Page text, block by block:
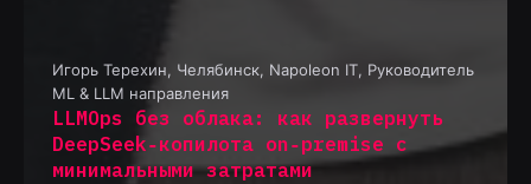
Игорь Терехин, Челябинск, Napoleon IT, Руководитель
ML & LLM направления
LLMOps без облака: как развернуть
DeepSeek‑копилота on‑premise с
минимальными затратами